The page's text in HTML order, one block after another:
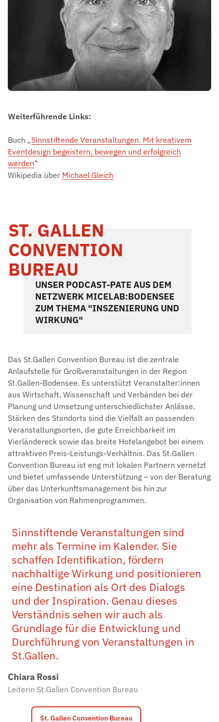
Weiterführende Links:
Buch „Sinnstiftende Veranstaltungen. Mit kreativem
Eventdesign begeistern, bewegen und erfolgreich
werden“
Wikipedia über Michael Gleich
ST. GALLEN
CONVENTION
BUREAU
UNSER PODCAST-PATE AUS DEM
NETZWERK MICELAB:BODENSEE
ZUM THEMA "INSZENIERUNG UND
WIRKUNG"
Das St.Gallen Convention Bureau ist die zentrale
Anlaufstelle für Großveranstaltungen in der Region
St.Gallen-Bodensee. Es unterstützt Veranstalter:innen
aus Wirtschaft, Wissenschaft und Verbänden bei der
Planung und Umsetzung unterschiedlichster Anlässe.
Stärken des Standorts sind die Vielfalt an passenden
Veranstaltungsorten, die gute Erreichbarkeit im
Vierländereck sowie das breite Hotelangebot bei einem
attraktiven Preis-Leistungs-Verhältnis. Das St.Gallen
Convention Bureau ist eng mit lokalen Partnern vernetzt
und bietet umfassende Unterstützung – von der Beratung
über das Unterkunftsmanagement bis hin zur
Organisation von Rahmenprogrammen.
Sinnstiftende Veranstaltungen sind
mehr als Termine im Kalender. Sie
schaffen Identifikation, fördern
nachhaltige Wirkung und positionieren
eine Destination als Ort des Dialogs
und der Inspiration. Genau dieses
Verständnis sehen wir auch als
Grundlage für die Entwicklung und
Durchführung von Veranstaltungen in
St.Gallen.
Chiara Rossi
Leiterin St.Gallen Convention Bureau
St. Gallen Convention Bureau